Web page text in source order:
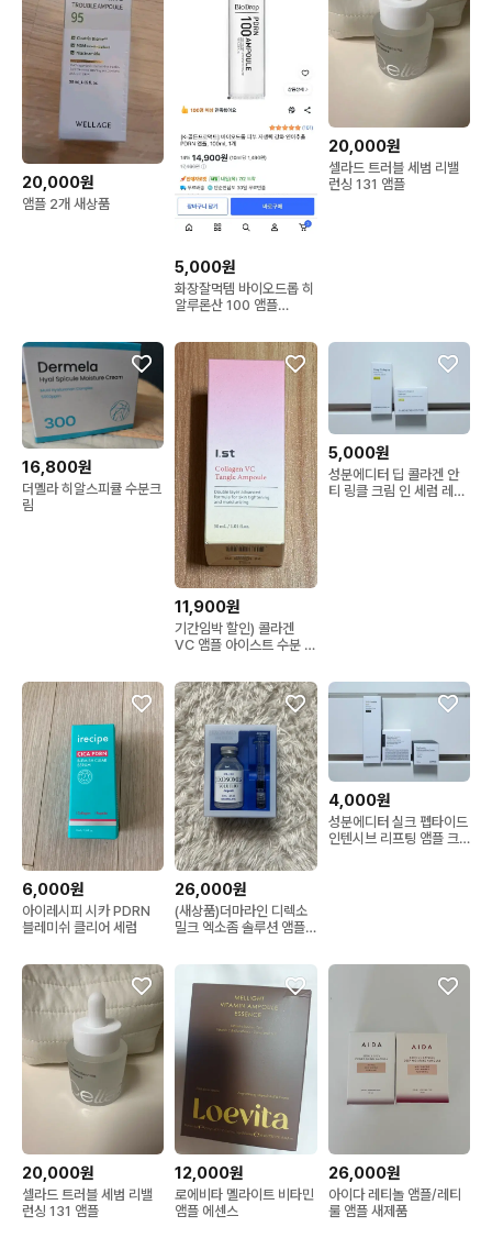
20,000원
앰플 2개 새상품
5,000원
화장잘먹템 바이오드롭 히
알루론산 100 앰플
20,000원
셀라드 트러블 세범 리밸
런싱 131 앰플
16,800원
더멜라 히알스피큘 수분크
림
11,900원
기간임박 할인) 콜라겐
VC 앰플 아이스트 수분 앰
5,000원
성분에디터 딥 콜라겐 안
티 링클 크림 인 세럼 레티
6,000원
아이레시피 시카 PDRN
블레미쉬 클리어 세럼
26,000원
(새상품)더마라인 디렉소
밀크 엑소좀 솔루션 앰플
4,000원
성분에디터 실크 펩타이드
인텐시브 리프팅 앰플 크
20,000원
셀라드 트러블 세범 리밸
런싱 131 앰플
12,000원
로에비타 멜라이트 비타민
앰플 에센스
26,000원
아이다 레티놀 앰플/레티
룰 앰플 새제품